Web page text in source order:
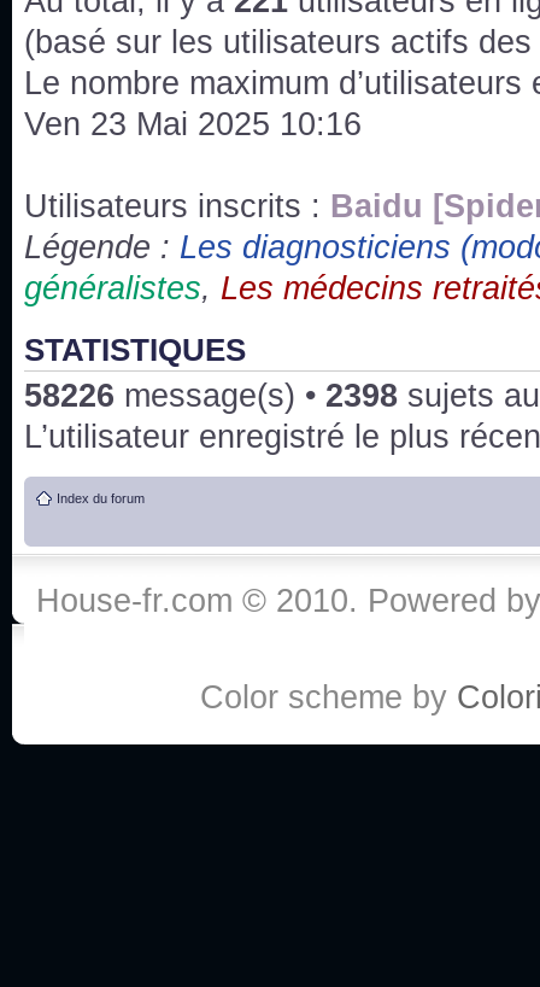
Bonne année 2019 !
Joyeux Noël !
Bonne année tout le monde !
Un peu de ménage, spams supprimés. Depuis
chaines françaises diffusent House, HD1 et
3x24 Human Error mais je suis pas sur
Bonjour j'aimerais que l'on m'aide à trouver un
qu'une personne fait un arrêt cardiaque mais
:he:
Salut tout le monde ! Je me fais un petit après
(basé sur les utilisateurs actifs
Le nombre maximum
Ven 23 Mai 2025 10:16
Utilisateurs inscrits : Baidu
Légende : Les diagnosticiens
généralistes, Les médecins
STATISTIQUES
58226 message(s) • 2398 sujets
L’utilisateur enregistré le plus
Index du forum
House-fr.com © 2010. Powered
Color scheme by